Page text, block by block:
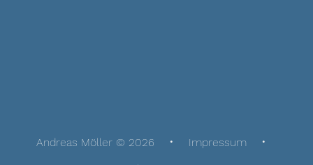
Andreas Möller © 2026
Impressum